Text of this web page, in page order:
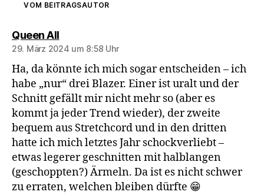
VOM BEITRAGSAUTOR
Queen Allsagt:
29. März 2024 um 8:58 Uhr
Ha, da könnte ich mich sogar entscheiden – ich
habe „nur“ drei Blazer. Einer ist uralt und der
Schnitt gefällt mir nicht mehr so (aber es
kommt ja jeder Trend wieder), der zweite
bequem aus Stretchcord und in den dritten
hatte ich mich letztes Jahr schockverliebt –
etwas legerer geschnitten mit halblangen
(geschoppten?) Ärmeln. Da ist es nicht schwer
zu erraten, welchen bleiben dürfte 😁